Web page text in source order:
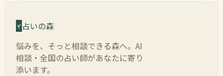
占いの森
悩みを、そっと相談できる森へ。AI
相談・全国の占い師があなたに寄り
添います。